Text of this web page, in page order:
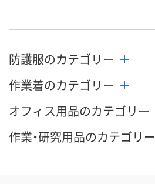
防護服のカテゴリー
作業着のカテゴリー
オフィス用品のカテゴリー
作業・研究用品のカテゴリー